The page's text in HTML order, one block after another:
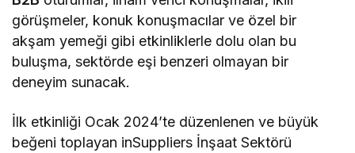
görüşmeler, konuk konuşmacılar ve özel bir
akşam yemeği gibi etkinliklerle dolu olan bu
buluşma, sektörde eşi benzeri olmayan bir
deneyim sunacak.
İlk etkinliği Ocak 2024’te düzenlenen ve büyük
beğeni toplayan inSuppliers İnşaat Sektörü